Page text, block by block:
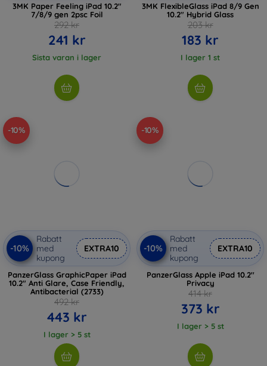
3MK Paper Feeling iPad 10.2"
7/8/9 gen 2psc Foil
292 kr
241 kr
Sista varan i lager
3MK FlexibleGlass iPad 8/9 Gen
10.2" Hybrid Glass
203 kr
183 kr
I lager 1 st
-10%
-10%
Rabatt
med
kupong
EXTRA10
PanzerGlass GraphicPaper iPad
10.2" Anti Glare, Case Friendly,
Antibacterial (2733)
492 kr
443 kr
I lager > 5 st
-10%
-10%
Rabatt
med
kupong
EXTRA10
PanzerGlass Apple iPad 10.2''
Privacy
414 kr
373 kr
I lager > 5 st